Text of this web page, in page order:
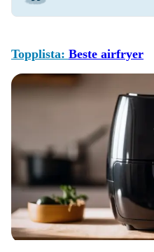
Topplista: Beste airfryer